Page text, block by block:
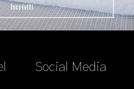
Social Media